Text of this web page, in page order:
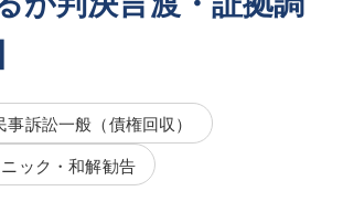
事訴訟一般（債権回収）
ック・和解勧告